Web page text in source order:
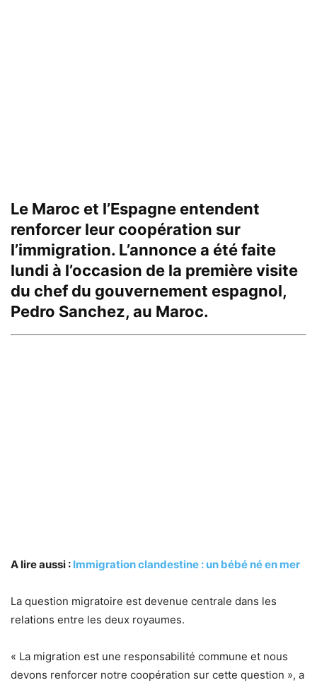
Le Maroc et l’Espagne entendent
renforcer leur coopération sur
l’immigration. L’annonce a été faite
lundi à l’occasion de la première visite
du chef du gouvernement espagnol,
Pedro Sanchez, au Maroc.
A lire aussi : Immigration clandestine : un bébé né en mer
La question migratoire est devenue centrale dans les
relations entre les deux royaumes.
« La migration est une responsabilité commune et nous
devons renforcer notre coopération sur cette question », a